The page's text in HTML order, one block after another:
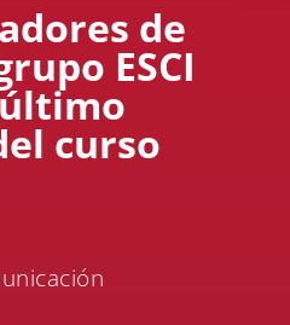
de
ESCI
curso